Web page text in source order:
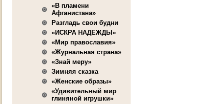
«В пламени
Афганистана»
Разгладь свои будни
«ИСКРА НАДЕЖДЫ»
«Мир православия»
«Журнальная страна»
«Знай меру»
Зимняя сказка
«Женские образы»
«Удивительный мир
глиняной игрушки»